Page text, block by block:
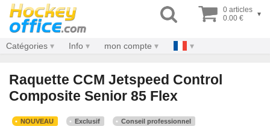
0 articles
0.00 €
▾
Catégories Info mon compte
Raquette CCM Jetspeed Control
Composite Senior 85 Flex
NOUVEAU Exclusif Conseil professionnel